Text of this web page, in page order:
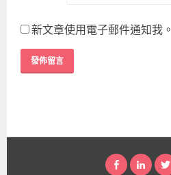
新文章使用電子郵件通知我。